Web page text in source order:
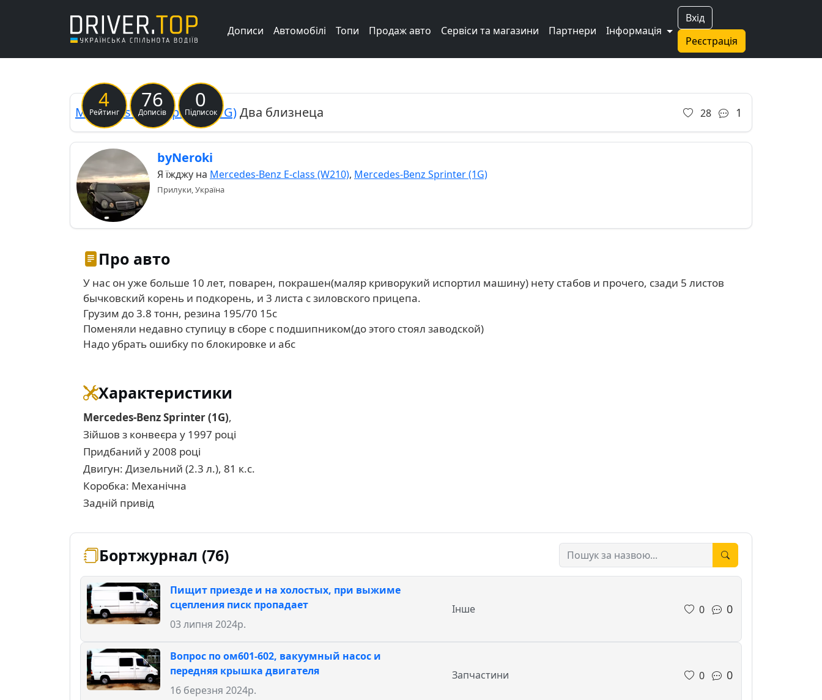
Вхід
Реєстрація
Дописи Автомобілі Топи Продаж авто Сервіси та магазини Партнери Інформація
4
Рейтинг
76
Дописів
0
Підписок
Previous
Mercedes-Benz Sprinter (1G)Два близнеца 28 1
byNeroki
Я їжджу на Mercedes-Benz E-class (W210), Mercedes-Benz Sprinter (1G)
Прилуки, Україна
Про авто
У нас он уже больше 10 лет, поварен, покрашен(маляр криворукий испортил машину) нету стабов и прочего, сзади 5 листов
бычковский корень и подкорень, и 3 листа с зиловского прицепа.
Грузим до 3.8 тонн, резина 195/70 15с
Поменяли недавно ступицу в сборе с подшипником(до этого стоял заводской)
Надо убрать ошибку по блокировке и абс
Характеристики
Mercedes-Benz Sprinter (1G),
Зійшов з конвеєра у 1997 році
Придбаний у 2008 році
Двигун: Дизельний (2.3 л.), 81 к.с.
Коробка: Механічна
Задній привід
Бортжурнал (76)
Пищит приезде и на холостых, при выжиме
сцепления писк пропадает
03 липня 2024р.
Інше 0 0
Вопрос по ом601-602, вакуумный насос и
передняя крышка двигателя
16 березня 2024р.
Запчастини 0 0